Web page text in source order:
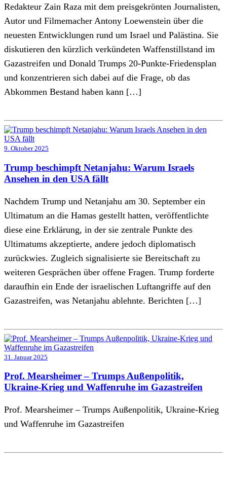
Redakteur Zain Raza mit dem preisgekrönten Journalisten,
Autor und Filmemacher Antony Loewenstein über die
neuesten Entwicklungen rund um Israel und Palästina. Sie
diskutieren den kürzlich verkündeten Waffenstillstand im
Gazastreifen und Donald Trumps 20-Punkte-Friedensplan
und konzentrieren sich dabei auf die Frage, ob das
Abkommen Bestand haben kann […]
9. Oktober 2025
Trump beschimpft Netanjahu: Warum Israels
Ansehen in den USA fällt
Nachdem Trump und Netanjahu am 30. September ein
Ultimatum an die Hamas gestellt hatten, veröffentlichte
diese eine Erklärung, in der sie zentrale Punkte des
Ultimatums akzeptierte, andere jedoch diplomatisch
zurückwies. Zugleich signalisierte sie Bereitschaft zu
weiteren Gesprächen über offene Fragen. Trump forderte
daraufhin ein Ende der israelischen Luftangriffe auf den
Gazastreifen, was Netanjahu ablehnte. Berichten […]
31. Januar 2025
Prof. Mearsheimer – Trumps Außenpolitik,
Ukraine-Krieg und Waffenruhe im Gazastreifen
Prof. Mearsheimer – Trumps Außenpolitik, Ukraine-Krieg
und Waffenruhe im Gazastreifen